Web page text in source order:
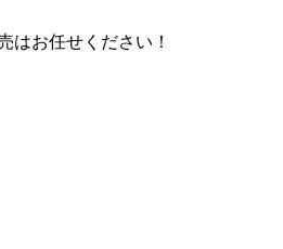
はお任せください！